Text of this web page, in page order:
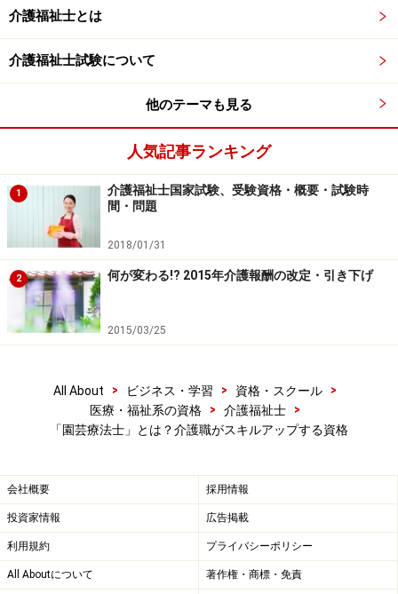
四年制大学もしくは同等と認められるものを卒業し、園
芸療法に関する実習500時間を修了した人は、筆記試験
および面接試験に合格後、認定登録園芸療法士になるこ
本園芸療法学会 専門認定登録園芸療法士の指導のもと
でなければならない。やむなく専門認定登録園芸療法士
の指導が受けられなかった場合は、事務局に500時間の
実習内容証明書を提出の上、相談すること）。
２. 二次試験（面接）
学会認定教育機関（東京農業大学・IWAD環境福祉専門学
校）、もしくは学会認定教育講座（日本園芸療法研修
会・園芸療法研究会西日本・千葉大学・恵泉女学園大
学）で200時間の座学（講義および演習）と500時間の実
上記の条件をみると、日本園芸療法学会の認定資格取得
「もっと短期間で基本的な知識を身につけたい」「現在
就いている仕事に園芸療法をいかしたい」というような
場合には、各任意団体が独自に資格・称号を認定してい
る養成講座で学ぶ方法もあります。
介護福祉士とは
介護福祉士試験について
他のテーマも見る
人気記事ランキング
1
介護福祉士国家試験、受験資格・概要・試験時
間・問題
2018/01/31
2 何が変わる!? 2015年介護報酬の改定・引き下げ
2015/03/25
All About > ビジネス・学習 > 資格・スクール
>
医療・福祉系の資格
> 介護福祉士
>
「園芸療法士」とは？介護職がスキルアップする資格
会社概要 採用情報
投資家情報 広告掲載
利用規約 プライバシーポリシー
All Aboutについて 著作権・商標・免責